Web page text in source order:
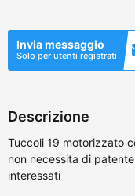
Invia messaggio
Solo per utenti registrati
Descrizione
Tuccoli 19 motorizzato
non necessita di
interessati